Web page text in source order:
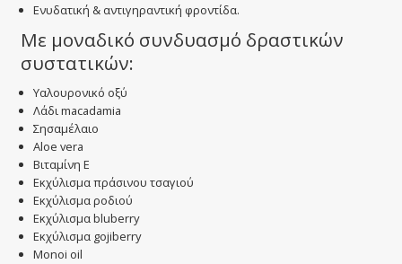
Ενυδατική & αντιγηραντική φροντίδα.
Με μοναδικό συνδυασμό δραστικών
συστατικών:
Υαλουρονικό οξύ
Λάδι macadamia
Σησαμέλαιο
Αloe vera
Βιταμίνη Ε
Εκχύλισμα πράσινου τσαγιού
Εκχύλισμα ροδιού
Εκχύλισμα bluberry
Εκχύλισμα gojiberry
Monoi oil